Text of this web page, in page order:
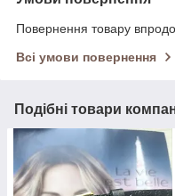
Повернення товару
Всі умови повернення
Подібні товари